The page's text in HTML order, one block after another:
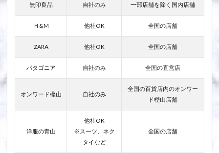
無印良品 自社のみ 一部店舗を除く国内店舗
Ｈ&M 他社OK 全国の店舗
ZARA 他社OK 全国の店舗
パタゴニア 自社のみ 全国の直営店
オンワード樫山 自社のみ
全国の百貨店内のオンワー
ド樫山店舗
洋服の青山
他社OK
※スーツ、ネク
タイなど
全国の店舗